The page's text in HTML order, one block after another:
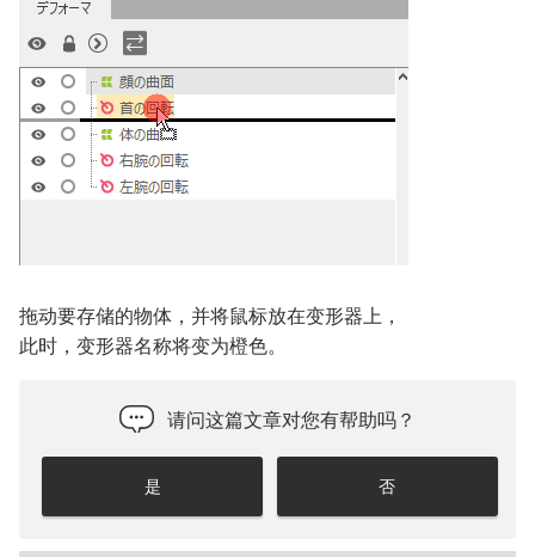
拖动要存储的物体，并将鼠标放在变形器上，
此时，变形器名称将变为橙色。
请问这篇文章对您有帮助吗？
是 否